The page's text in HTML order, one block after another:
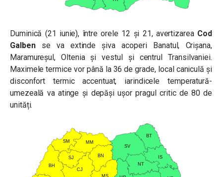
Duminică (21 iunie), între orele 12 și 21, avertizarea Cod
Galbense va extinde șiva acoperi Banatul, Crișana,
Maramureșul, Oltenia și vestul și centrul Transilvaniei.
Maximele termice vor până la 36 de grade, local caniculă și
disconfort termic accentuat, iarindicele temperatură-
umezeală va atinge și depăși ușor pragul critic de 80 de
unități.